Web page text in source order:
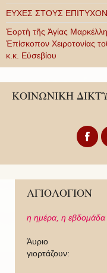
ΕΥΧΕΣ ΣΤΟΥΣ
Ἑορτὴ τῆς Ἁγίας
Ἐπίσκοπον Χειροτονίας
κ.κ. Εὐσεβίου
ΚΟΙΝΩΝΙΚΗ
ΑΓΙΟΛΟΓΙΟΝ
η ημέρα, η εβδομάδα
Άυριο
γιορτάζουν: